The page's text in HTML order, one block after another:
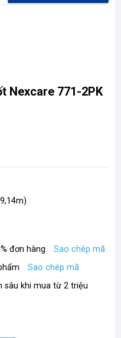
Nexcare 771-2PK
đơn hàng
Sao chép mã
Sao chép mã
sâu khi mua từ 2 triệu